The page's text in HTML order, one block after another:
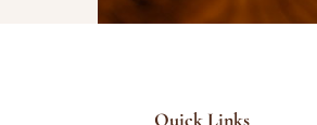
Quick Links